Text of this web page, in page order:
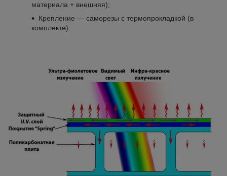
материала + внешняя);
Крепление ― саморезы с термопрокладкой (в
комплекте)